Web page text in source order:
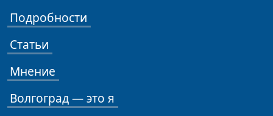
Подробности
Статьи
Мнение
Волгоград — это я